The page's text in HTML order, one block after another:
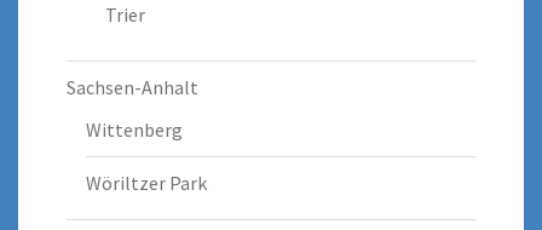
Trier
Sachsen-Anhalt
Wittenberg
Wöriltzer Park